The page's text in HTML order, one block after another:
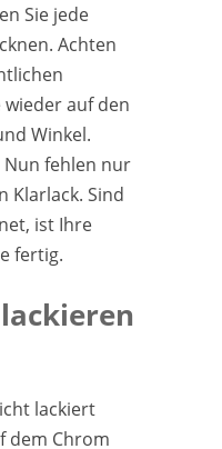
Sie jede
Achten
wieder auf den
Winkel.
Nun fehlen nur
Klarlack. Sind
ist Ihre
fertig.
lackiert
dem Chrom